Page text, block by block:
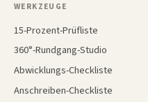
WERKZEUGE
15-Prozent-Prüfliste
360°-Rundgang-Studio
Abwicklungs-Checkliste
Anschreiben-Checkliste